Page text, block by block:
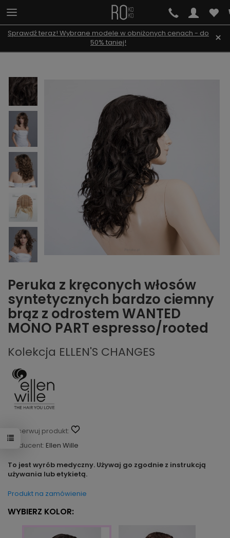
Sprawdź teraz! Wybrane modele w obniżonych cenach - do
50% taniej!
×
Peruka z kręconych włosów
syntetycznych bardzo ciemny
brąz z odrostem WANTED
MONO PART espresso/rooted
Kolekcja ELLEN'S CHANGES
Obserwuj produkt:
Producent: Ellen Wille
To jest wyrób medyczny. Używaj go zgodnie z instrukcją
używania lub etykietą.
Produkt na zamówienie
WYBIERZ KOLOR: